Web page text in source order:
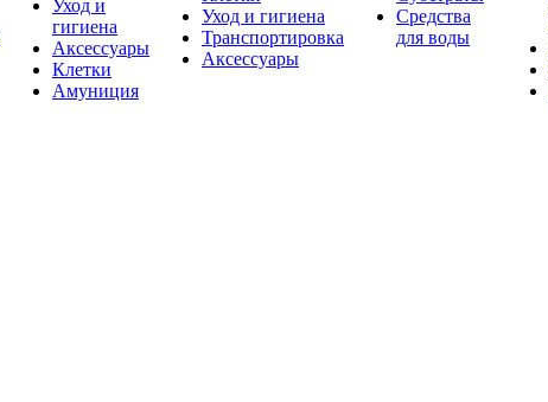
Уход и
гигиена
Аксессуары
Клетки
Амуниция
Уход и гигиена
Транспортировка
Аксессуары
Средства
для воды